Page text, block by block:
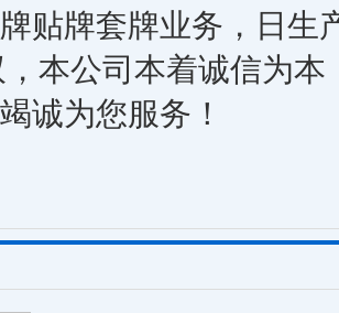
贴牌套牌业务，日生
本公司本着诚信为本
诚为您服务！